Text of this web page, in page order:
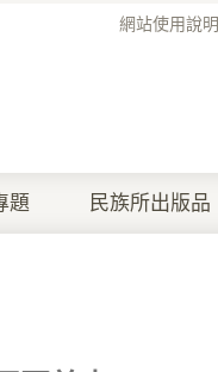
網站使用說明
題 民族所出版品